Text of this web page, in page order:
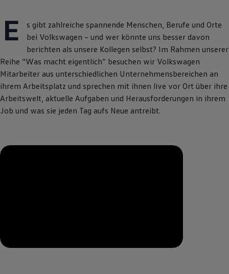
E
s gibt zahlreiche spannende Menschen, Berufe und Orte
bei Volkswagen – und wer könnte uns besser davon
berichten als unsere Kollegen selbst? Im Rahmen unserer
Reihe “Was macht eigentlich” besuchen wir Volkswagen
Mitarbeiter aus unterschiedlichen Unternehmensbereichen an
ihrem Arbeitsplatz und sprechen mit ihnen live vor Ort über ihre
Arbeitswelt, aktuelle Aufgaben und Herausforderungen in ihrem
Job und was sie jeden Tag aufs Neue antreibt.
Verbleibende Zeit, --:--